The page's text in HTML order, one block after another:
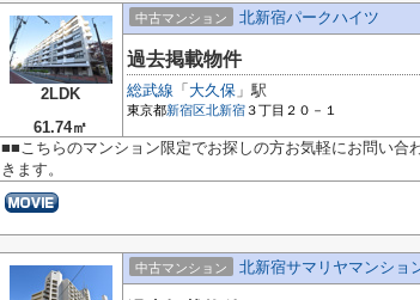
2LDK
61.74㎡
中古マンション 北新宿パークハイツ
過去掲載物件
総武線 「 大久保 」駅
東京都新宿区北新宿３丁目２０－１
■■こちらのマンション限定でお探しの方お気軽にお問い
きます。
中古マンション 北新宿サマリヤマンショ